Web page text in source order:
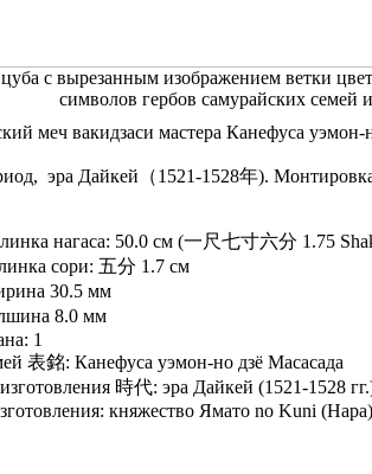
с вырезанным изображением ветки
символов гербов самурайских
меч вакидзаси мастера Канефуса уэмон-
эра Дайкей（1521-1528年).
нагаса: 50.0 см (一尺七寸六分 1.75
сори: 五分 1.7 см
30.5 мм
8.0 мм
1
表銘: Канефуса уэмон-но дзё Масасада
時代: эра Дайкей (1521-1528
княжество Ямато no Kuni (Нара)